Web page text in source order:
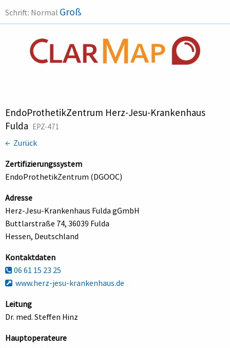
Schrift: Normal Groß
EndoProthetikZentrum Herz-Jesu-Krankenhaus
Fulda EPZ-471
← Zurück
Zertifizierungssystem
EndoProthetikZentrum (DGOOC)
Adresse
Herz-Jesu-Krankenhaus Fulda gGmbH
Buttlarstraße 74, 36039 Fulda
Hessen, Deutschland
Kontaktdaten
06 61 15 23 25
www.herz-jesu-krankenhaus.de
Leitung
Dr. med. Steffen Hinz
Hauptoperateure